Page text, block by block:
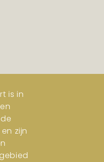
is in
zijn